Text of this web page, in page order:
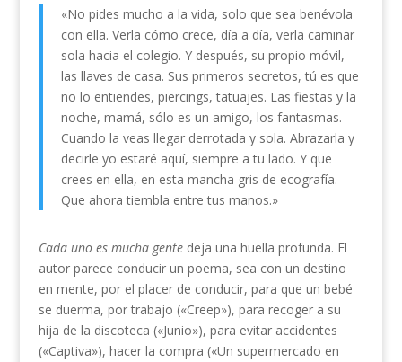
«No pides mucho a la vida, solo que sea benévola
con ella. Verla cómo crece, día a día, verla caminar
sola hacia el colegio. Y después, su propio móvil,
las llaves de casa. Sus primeros secretos, tú es que
no lo entiendes, piercings, tatuajes. Las fiestas y la
noche, mamá, sólo es un amigo, los fantasmas.
Cuando la veas llegar derrotada y sola. Abrazarla y
decirle yo estaré aquí, siempre a tu lado. Y que
crees en ella, en esta mancha gris de ecografía.
Que ahora tiembla entre tus manos.»
Cada uno es mucha gentedeja una huella profunda. El
autor parece conducir un poema, sea con un destino
en mente, por el placer de conducir, para que un bebé
se duerma, por trabajo («Creep»), para recoger a su
hija de la discoteca («Junio»), para evitar accidentes
(«Captiva»), hacer la compra («Un supermercado en